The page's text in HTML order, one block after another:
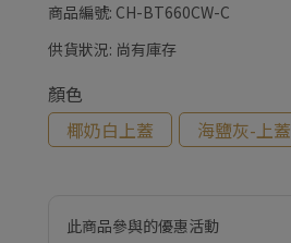
商品編號: CH-BT660CW-C
供貨狀況: 尚有庫存
顏色
椰奶白上蓋
海鹽灰-上蓋
此商品參與的優惠活動